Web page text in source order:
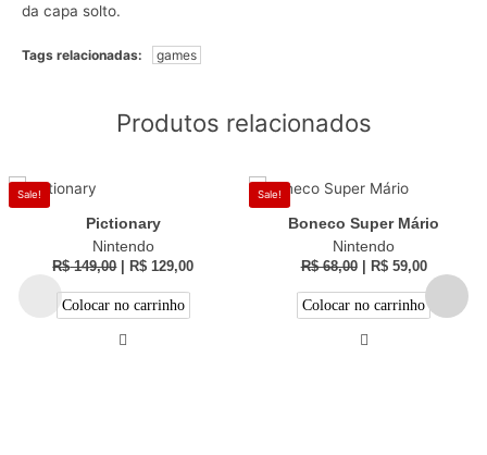
da capa solto.
Tags relacionadas: games
Produtos relacionados
Sale!
Pictionary
Nintendo
R$149,00| R$ 129,00
Colocar no carrinho
Sale!
Boneco Super Mário
Nintendo
R$68,00| R$59,00
Colocar no carrinho